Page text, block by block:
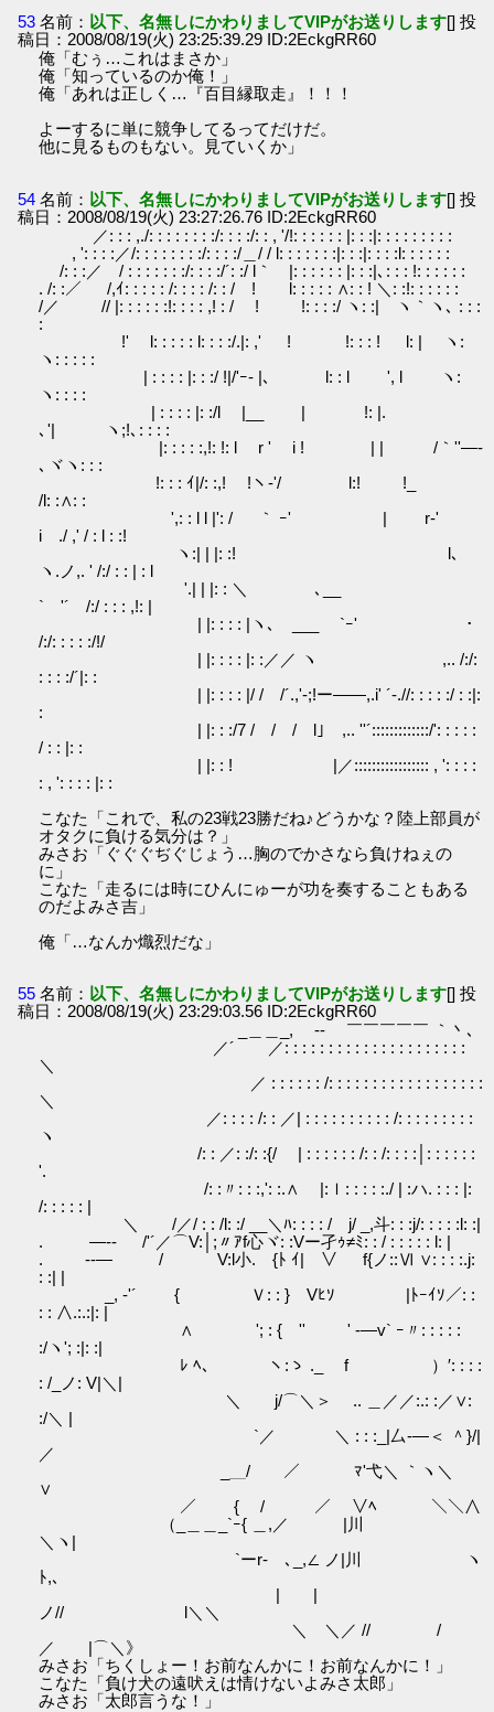
53 名前： 以下、名無しにかわりましてVIPがお送りします[] 投
稿日：2008/08/19(火) 23:25:39.29 ID:2EckgRR60
俺「むぅ…これはまさか」
俺「知っているのか俺！」
俺「あれは正しく…『百目縁取走』！！！
よーするに単に競争してるってだけだ。
他に見るものもない。見ていくか」
54 名前： 以下、名無しにかわりましてVIPがお送りします[] 投
稿日：2008/08/19(火) 23:27:26.76 ID:2EckgRR60
／: : : ,./: : : : : : : :/: : : :/: : , '/!: : : : : : |: : :|: : : : : : : : :
, ': : : :／/: : : : : : : :/: : : :/＿/ / l: : : : : : :|: : :|: : : :l: : : : : :
/: : :／ / : : : : : : :/: : : :/´: :/ l｀ |: : : : : : |: : :|､: : : !: : : : : :
. /: :／ /,ｲ: : : : : /: : : : /: : / ! l: : : : : ∧: : ! ＼: :!: : : : : :
/／ // |: : : : : :!: : : : ,! : / ! !: : : :/ ヽ: :| ヽ｀ヽ､ : : :
:
!' l: : : : : l: : : :/.|: ,' ! !: : : ! l: | ヽ:
ヽ: : : : :
| : : : : |: : :/ !|/'ｰ- |､ l: : l ', l ヽ:
ヽ: : : :
| : : : : |: :/l |__ | !: |.
､'| ヽ;!､: : : :
|: : : : :,!: !: l r ' i ! | | /｀''―-
､ヾヽ: : :
!: : : ｲ|/: :,! !ヽ-'/ l:! !_
/l: :∧: :
',: : l l |': / ｀ ｰ' | r‐'
i ./ ,' / : l : :!
ヽ:| | |: :! l､
ヽ.ノ,. ' /:/ : : | : l
'.| | |: : ＼ ､__
` '´ /:/ : : : ,!: |
| |: : : : |ヽ､ ___ `ｰ' ･
/:/: : : : :/!/
| |: : : : |: :／／ ヽ ,.. /:/:
: : : :/´|: :
| |: : : : |/ / /´.,'‐;!ー――,.i' ´-.//: : : : :/ : :|:
:
| |: : :/7 / / / l｣ ,.. ''´:::::::::::::/': : : : :
/ : : |: :
| |: : ! |／::::::::::::::::: , ': : : :
: , ': : : : |: :
こなた「これで、私の23戦23勝だね♪どうかな？陸上部員が
オタクに負ける気分は？」
みさお「ぐぐぐぢぐじょう…胸のでかさなら負けねぇの
に」
こなた「走るには時にひんにゅーが功を奏することもある
のだよみさ吉」
俺「…なんか熾烈だな」
55 名前： 以下、名無しにかわりましてVIPがお送りします[] 投
稿日：2008/08/19(火) 23:29:03.56 ID:2EckgRR60
_＿＿_, -‐ ￣￣￣￣￣ ｀丶､
／´ ／: : : : : : : : : : : : : : : : : : : : :
＼
／ : : : : : : /: : : : : : : : : : : : : : : : : :
＼
／: : : : /: : ／| : : : : : : : : : : /: : : : : : : : :
ヽ
/: : ／: :/: :{/ | : : : : : : /: : /: : : :│: : : : : :
'.
/: :〃: : :,': :.∧ |:ｌ: : : : :./ | :ハ. : : : |:
/: : : : : |
＼ /／/ : : /l: :/ __＼ﾊ: : : : / j/ _,斗: : :j/: : : : :l: :|
. ―‐- /'´／⌒V:│;〃ｱf心ヾ: :Vー孑ｩ≠ﾐ: : / : : : : : l: |
. --― / V:l小. {ﾄ ｲ| ∨ f{ノ::Ⅵ ∨: : : :.j:
: :| |
_, -'´ { Ｖ: : } Vﾋｿ |ﾄｰｲｿ／: :
: : ∧.:.:|: |
∧ '; : { '' ' -―v` ｰ〃: : : : :
:/ヽ'; :|: :|
ﾚ ﾍ、 ヽ:ゝ ._ f ）′: : : :
: /_ノ: V|＼|
＼ j/⌒＼＞ゝ .. ＿／／:.: :／∨:
:/＼ |
`／ ＼ : : :_|厶-―＜ ＾}/|
／
_＿/ ／ ﾏ'弋＼ ｀ヽ＼
∨
／ { / ／ ∨ﾍ ＼＼∧
（_＿＿_`ｰ{ ＿,／ |川
＼ヽ|
`ーr‐ゝ､_,∠ ノ|川 ヽ
ﾄ,､
| |
ノ// l＼＼
＼ ＼／ // /
／ |⌒＼》
みさお「ちくしょー！お前なんかに！お前なんかに！」
こなた「負け犬の遠吠えは情けないよみさ太郎」
みさお「太郎言うな！」